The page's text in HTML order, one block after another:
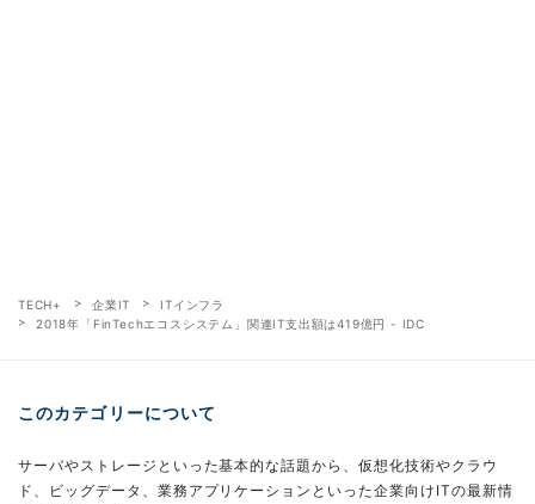
TECH+ 企業IT
ITインフラ
2018年「FinTechエコスシステム」関連IT支出額は419億円 - IDC
このカテゴリーについて
サーバやストレージといった基本的な話題から、仮想化技術やクラウ
ド、ビッグデータ、業務アプリケーションといった企業向けITの最新情